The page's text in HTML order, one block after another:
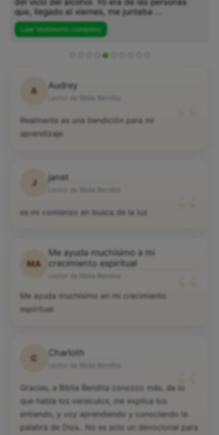
del vicio del alcohol. Yo era de las personas
que, llegado el viernes, me juntaba ...
Leer testimonio completo
A
Audrey
Realmente es una bendición para mi
aprendizaje
J
janet
es mi comienzo en busca de la luz
MA
Me ayuda muchísimo a mi
crecimiento espiritual
Me ayuda muchísimo en mi crecimiento
espiritual
C
Charloth
“
Gracias, a Biblia Bendita conozco más, de lo
que habla los versiculos, me explica los
entiendo, y voy aprendiendo y conociendo la
palabra de Dios.. No es solo un devocional para